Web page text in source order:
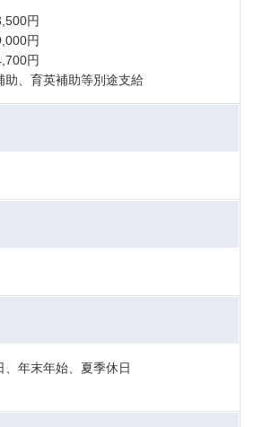
円
円
円
、育英補助等別途支給
年末年始、夏季休日